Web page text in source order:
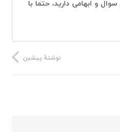
و ابهامی دارید، حتما با
نوشتهٔ پیشین